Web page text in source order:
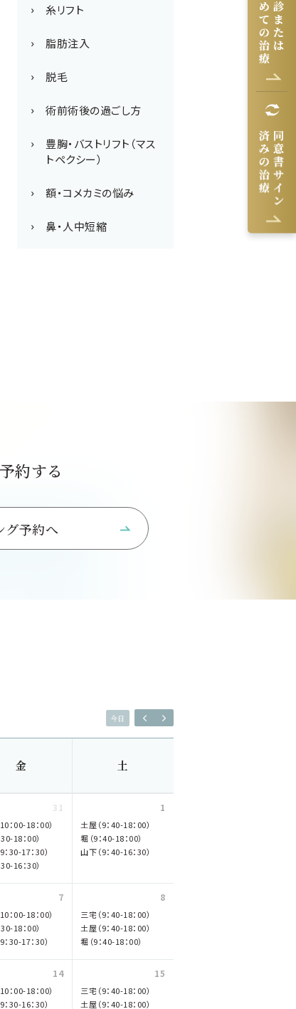
糸リフト
脂肪注入
脱毛
術前術後の過ごし方
豊胸・バストリフト（マス
トペクシー）
額・コメカミの悩み
鼻・人中短縮
約する
グ予約へ
今日
金 土
31
：00-18：00）
18：00）
：30-17：30）
16：30）
1
土屋（9：40-18：00）
堀（9：40-18：00）
山下（9：40-16：30）
7
：00-18：00）
18：00）
：30-17：30）
8
三宅（9：40-18：00）
土屋（9：40-18：00）
堀（9：40-18：00）
14
：00-18：00）
：30-16：30）
15
三宅（9：40-18：00）
土屋（9：40-18：00）